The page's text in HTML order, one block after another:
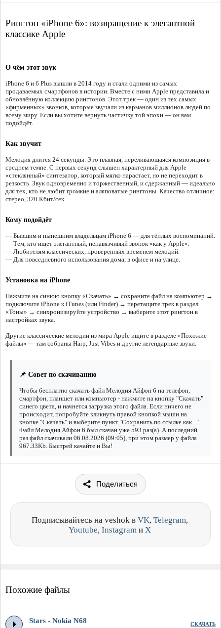
Рингтон «iPhone 6»: возвращение к элегантной
классике Apple
О чём этот звук
iPhone 6 и 6 Plus вышли в 2014 году и стали одними из самых
продаваемых смартфонов в истории. Вместе с ними Apple представила и
обновлённую коллекцию рингтонов. Этот трек — один из тех самых
«фирменных» звонков, которые звучали из карманов миллионов людей по
всему миру. Если вы хотите вернуть частичку той эпохи — он вам
подойдёт.
Как звучит
Мелодия длится 24 секунды. Это плавная, переливающаяся композиция в
среднем темпе. С первых секунд слышен характерный для Apple
«стеклянный» синтезатор, который мягко нарастает, но не переходит в
резкость. Звук одновременно и торжественный, и сдержанный — идеально
для тех, кто не любит громкие и аляповатые рингтоны. Качество отличное:
стерео, 320 Кбит/сек.
Кому подойдёт
— Бывшим и нынешним владельцам iPhone 6 — для тёплых воспоминаний.
— Тем, кто ищет элегантный, ненавязчивый звонок «как у Apple».
— Любителям классических, проверенных временем мелодий.
— Для повседневного использования дома, в офисе и на улице.
Установка на iPhone
Нажмите на синюю кнопку «Скачать» → сохраните файл на компьютер →
подключите iPhone к iTunes (или Finder) → перетащите трек в раздел
«Тоны» → синхронизируйте устройство → выберите этот рингтон в
настройках звука.
Другие классические мелодии из мира Apple ищите в разделе «Похожие
файлы» — там собраны Harp, Just Vibes и другие легендарные звуки.
📌 Совет по скачиванию
Чтобы бесплатно скачать файл Мелодия Айфон 6 на телефон,
смартфон, планшет или компьютер - нажмите на кнопку "Скачать"
синего цвета, и начнется загрузка этого файла. Если ничего не
происходит, попробуйте кликнуть правой кнопкой мыши на
кнопке "Скачать" и выберите пункт "Сохранить по ссылке как...".
Файл Мелодия Айфон 6 был скачан уже 593 раз(а). А последний
раз файл скачивали 06.08.2026 (09:05), при этом размер у файла
967.33Kb. Быстрей качайте и Вы!
Поделиться
Подписывайтесь на veshok в VK, Telegram,
Youtube, Instagram и X
Похожие файлы
Stars - Nokia N68 СКАЧАТЬ